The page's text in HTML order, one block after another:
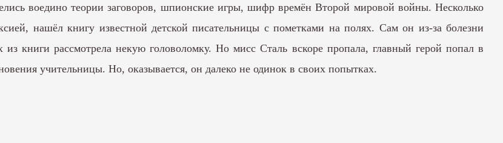
воедино теории заговоров, шпионские игры, шифр времён Второй мировой войны. Несколько
нашёл книгу известной детской писательницы с пометками на полях. Сам он из-за болезни
из книги рассмотрела некую головоломку. Но мисс Сталь вскоре пропала, главный герой попал в
учительницы. Но, оказывается, он далеко не одинок в своих попытках.